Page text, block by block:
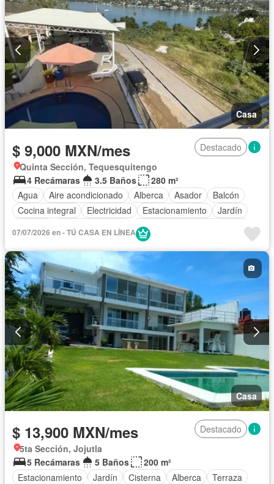
Casa
$ 9,000 MXN/mes
Destacado
Quinta Sección, Tequesquitengo
4 Recámaras
3.5 Baños
280 m²
Agua
Aire acondicionado Alberca Asador
Balcón
Cocina integral
Electricidad Estacionamiento
Jardín
Vista panorámica Completamente amueblado
07/07/2026 en - TÚ CASA EN LÍNEA
Casa
$ 13,900 MXN/mes
Destacado
5ta Sección, Jojutla
5 Recámaras
5 Baños
200 m²
Estacionamiento
Jardín Cisterna Alberca
Terraza